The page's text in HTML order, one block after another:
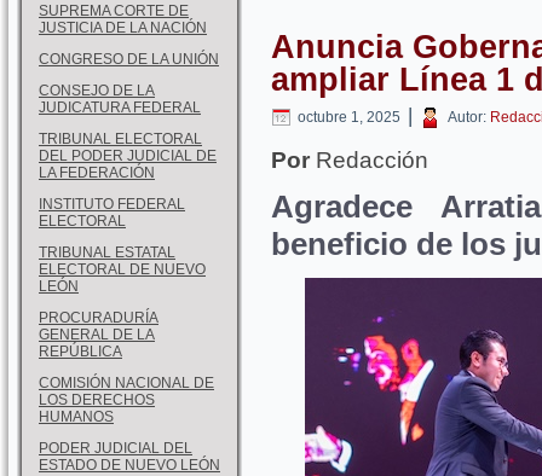
SUPREMA CORTE DE
JUSTICIA DE LA NACIÓN
CONGRESO DE LA UNIÓN
CONSEJO DE LA
JUDICATURA FEDERAL
TRIBUNAL ELECTORAL
DEL PODER JUDICIAL DE
LA FEDERACIÓN
INSTITUTO FEDERAL
ELECTORAL
TRIBUNAL ESTATAL
ELECTORAL DE NUEVO
LEÓN
PROCURADURÍA
GENERAL DE LA
REPÚBLICA
COMISIÓN NACIONAL DE
LOS DERECHOS
HUMANOS
PODER JUDICIAL DEL
ESTADO DE NUEVO LEÓN
Anuncia
ampliar Línea 1
octubre 1, 2025 | Autor:
Por Redacción
Agradece
beneficio de los